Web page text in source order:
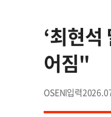
‘최현
어짐"
OSEN